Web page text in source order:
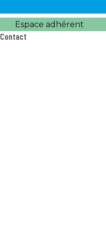
Contact
Espace adhérent